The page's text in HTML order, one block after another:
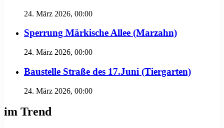
24. März 2026, 00:00
Sperrung Märkische Allee (Marzahn)
24. März 2026, 00:00
Baustelle Straße des 17.Juni (Tiergarten)
24. März 2026, 00:00
im Trend